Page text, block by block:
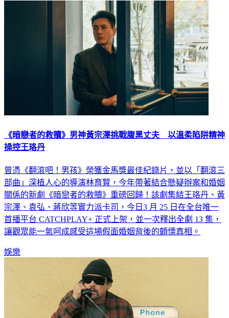
《暗戀者的救贖》男神黃宗澤挑戰腹黑丈夫 以溫柔陷阱精神
操控王珞丹
曾憑《翻滾吧！男孩》榮獲金馬獎最佳紀錄片，並以「翻滾三
部曲」深植人心的導演林育賢，今年帶著結合懸疑辦案和婚姻
關係的新劇《暗戀者的救贖》重磅回歸！該劇集結王珞丹、黃
宗澤、袁弘、蔣欣等實力派卡司，今日3 月 25 日在全台唯一
首播平台 CATCHPLAY+ 正式上架，並一次釋出全劇 13 集，
讓觀眾能一氣呵成感受這場假面婚姻背後的顫慄真相。
娛樂